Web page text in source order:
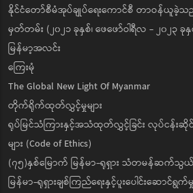
နိုင်ငံတော်စီမံအုပ်ချုပ်ရေးကောင်စီ တာဝန်ယူ
မှတ်တမ်း (၂၀၂၁ ခုနှစ်၊ ဖေဖော်ဝါရီလ - ၂၀၂၃ ခု
မြန်မာ့အလင်း
ကြေးမုံ
The Global New Light Of Myanmar
တိုက်ရိုက်ထုတ်လွှင့်မှုများ
ရုပ်မြင်သံကြားနှင့်အသံထုတ်လွှင့်ခြင်း လုပ်ငန်း
များ (Code of Ethics)
(၇၅)နှစ်မြောက် မြန်မာ-ရုရှား သံတမန်ဆ
မြန်မာ-ရုရှားချစ်ကြည်ရေးနှင့်ပူးပေါင်းဆော